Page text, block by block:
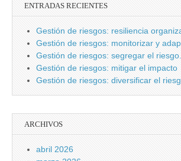
ENTRADAS RECIENTES
Gestión de riesgos: resiliencia
Gestión de riesgos: monitorizar y
Gestión de riesgos: segregar el riesgo.
Gestión de riesgos: mitigar el impacto
Gestión de riesgos: diversificar el
ARCHIVOS
abril 2026